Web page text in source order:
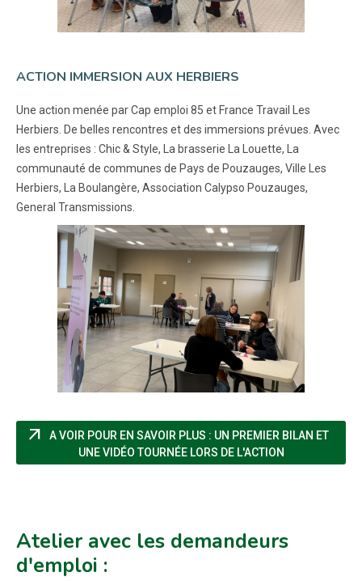
ACTION IMMERSION AUX HERBIERS
Une action menée par Cap emploi 85 et France Travail Les
Herbiers. De belles rencontres et des immersions prévues. Avec
les entreprises : Chic & Style, La brasserie La Louette, La
communauté de communes de Pays de Pouzauges, Ville Les
Herbiers, La Boulangère, Association Calypso Pouzauges,
General Transmissions.
arrow_outward
A VOIR POUR EN SAVOIR PLUS : UN PREMIER BILAN ET
UNE VIDÉO TOURNÉE LORS DE L'ACTION(NOUVELLE
Atelier avec les demandeurs
d'emploi :